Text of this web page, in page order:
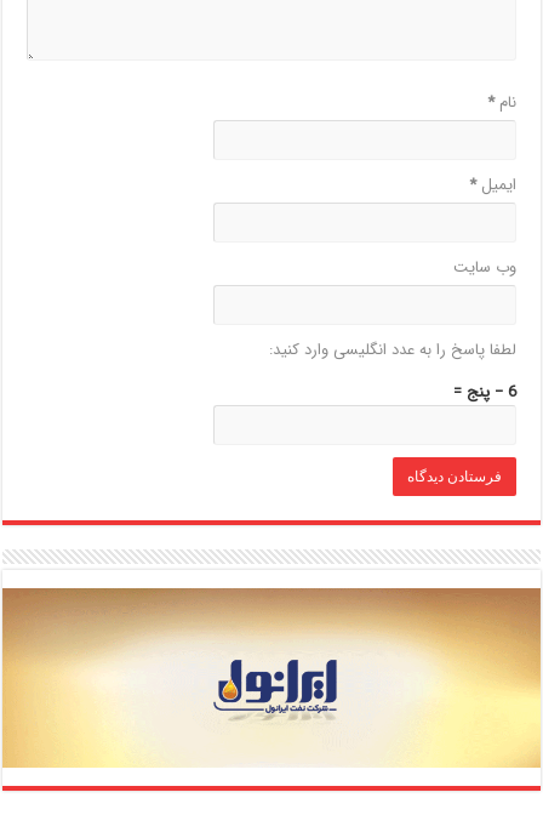
نام*
ایمیل*
وب‌ سایت
لطفا پاسخ را به عدد انگلیسی وارد کنید:
6 − پنج =